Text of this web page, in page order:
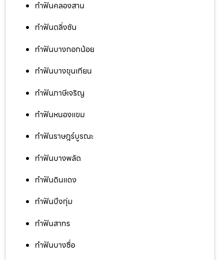
ทำฟันคลองสาน
ทำฟันตลิ่งชัน
ทำฟันบางกอกน้อย
ทำฟันบางขุนเทียน
ทำฟันภาษีเจริญ
ทำฟันหนองแขม
ทำฟันราษฎร์บูรณะ
ทำฟันบางพลัด
ทำฟันดินแดง
ทำฟันบึงกุ่ม
ทำฟันสาทร
ทำฟันบางซื่อ